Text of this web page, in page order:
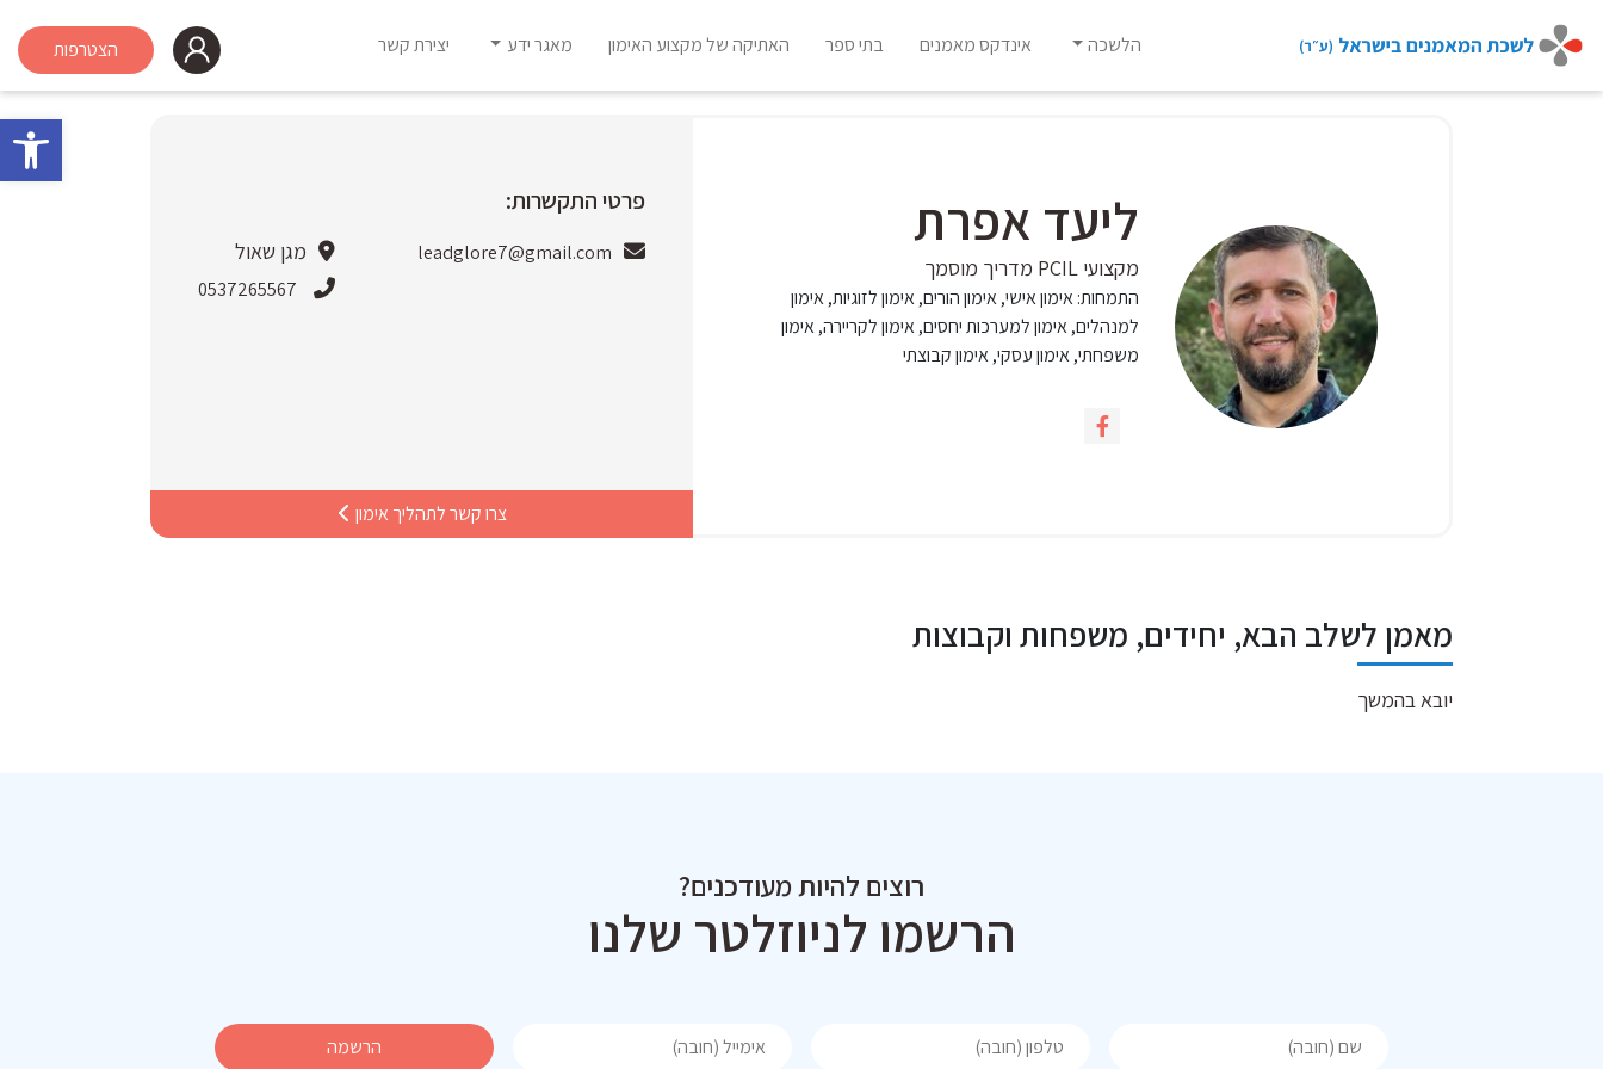
to
הלשכה אינדקס מאמנים בתי ספר האתיקה של מקצוע האימון מאגר ידע יצירת קשר הצטרפות
ליעד אפרת
מקצועי PCIL מדריך מוסמך
התמחות:אימון אישי, אימון הורים, אימון לזוגיות, אימון
למנהלים, אימון למערכות יחסים, אימון לקריירה, אימון
משפחתי, אימון עסקי, אימון קבוצתי
פרטי התקשרות:
מגן שאול
0537265567
leadglore7@gmail.com
צרו קשר לתהליך אימון
מאמן לשלב הבא, יחידים, משפחות וקבוצות
יובא בהמשך
רוצים להיות מעודכנים?
הרשמו לניוזלטר שלנו